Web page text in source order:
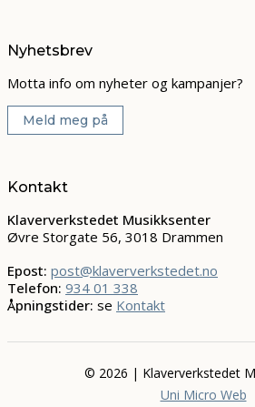
Nyhetsbrev
Motta info om nyheter og kampanjer?
Meld meg på
Kontakt
Klaververkstedet Musikksenter
Øvre Storgate 56, 3018 Drammen
Epost: post@klaververkstedet.no
Telefon: 934 01 338
Åpningstider: se Kontakt
© 2026 | Klaververkstedet
Uni Micro Web